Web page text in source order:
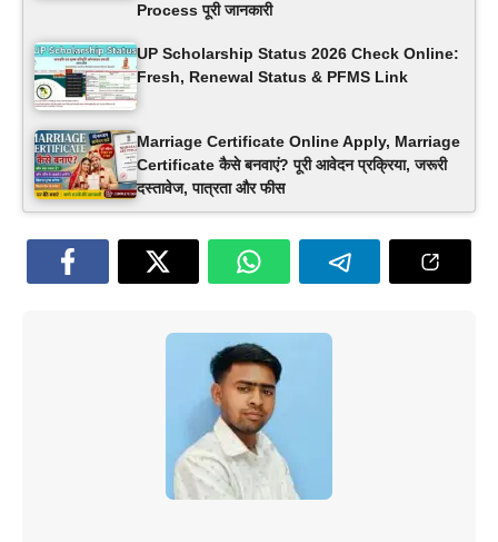
Process पूरी जानकारी
UP Scholarship Status 2026 Check Online:
Fresh, Renewal Status & PFMS Link
Marriage Certificate Online Apply, Marriage
Certificate कैसे बनवाएं? पूरी आवेदन प्रक्रिया, जरूरी
दस्तावेज, पात्रता और फीस